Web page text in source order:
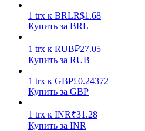
Силовая свинья
Получайте конкурентные
1 trx к BRLR$1.68
Купить за BRL
1 trx к RUB₽27.05
Купить за RUB
1 trx к GBP£0.24372
Купить за GBP
1 trx к INR₹31.28
Купить за INR